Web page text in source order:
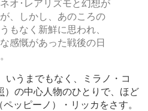
オ･レアリズモと幻想が
、しかし、あのころの
もなく新鮮に思われ、
感慨があった戦後の日
うまでもなく、ミラノ・コ
）の中心人物のひとりで、ほど
ッピーノ）・リッカをさす。